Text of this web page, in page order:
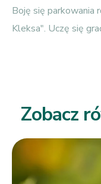
Boję się parkowania
Kleksa". Uczę się
Zobacz